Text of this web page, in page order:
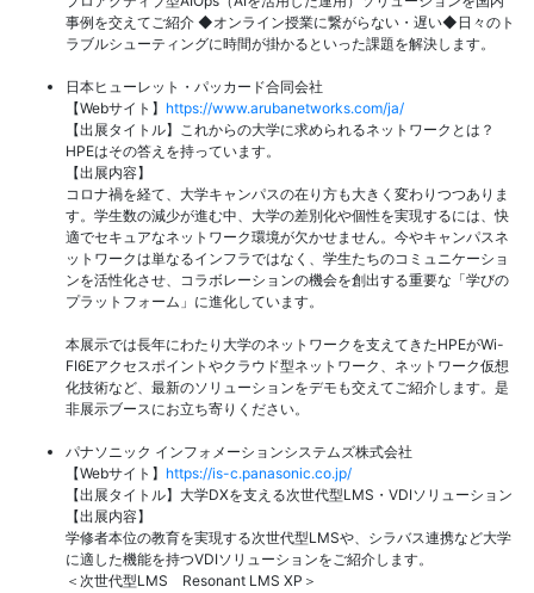
事例を交えてご紹介 ◆オンライン授業に繋がらない・遅い◆日々のト
ラブルシューティングに時間が掛かるといった課題を解決します。
日本ヒューレット・パッカード合同会社
【Webサイト】 https://www.arubanetworks.com/ja/
【出展タイトル】これからの大学に求められるネットワークとは？
HPEはその答えを持っています。
【出展内容】
コロナ禍を経て、大学キャンパスの在り方も大きく変わりつつありま
す。学生数の減少が進む中、大学の差別化や個性を実現するには、快
適でセキュアなネットワーク環境が欠かせません。今やキャンパスネ
ットワークは単なるインフラではなく、学生たちのコミュニケーショ
ンを活性化させ、コラボレーションの機会を創出する重要な「学びの
プラットフォーム」に進化しています。
本展示では長年にわたり大学のネットワークを支えてきたHPEがWi-
FI6Eアクセスポイントやクラウド型ネットワーク、ネットワーク仮想
化技術など、最新のソリューションをデモも交えてご紹介します。是
非展示ブースにお立ち寄りください。
パナソニック インフォメーションシステムズ株式会社
【Webサイト】 https://is-c.panasonic.co.jp/
【出展タイトル】大学DXを支える次世代型LMS・VDIソリューション
【出展内容】
学修者本位の教育を実現する次世代型LMSや、シラバス連携など大学
に適した機能を持つVDIソリューションをご紹介します。
＜次世代型LMS Resonant LMS XP＞